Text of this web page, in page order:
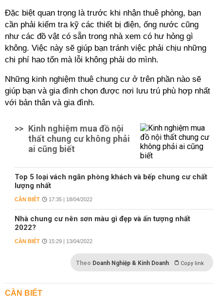
Đặc biệt quan trọng là trước khi nhận thuê phòng, bạn
cần phải kiểm tra kỹ các thiết bị điện, ống nước cũng
như các đồ vật có sẵn trong nhà xem có hư hỏng gì
không. Việc này sẽ giúp bạn tránh việc phải chịu những
chi phí hao tổn mà lỗi không phải do mình.
Những kinh nghiệm thuê chung cư ở trên phần nào sẽ
giúp bạn và gia đình chọn được nơi lưu trú phù hợp nhất
với bản thân và gia đình.
>> Kinh nghiệm mua đồ nội
thất chung cư không phải
ai cũng biết
Top 5 loại vách ngăn phòng khách và bếp chung cư chất
lượng nhất
CẦN BIẾT 17:35 | 18/04/2022
Nhà chung cư nên sơn màu gì đẹp và ấn tượng nhất
2022?
CẦN BIẾT 15:29 | 13/04/2022
Theo Doanh Nghiệp & Kinh Doanh Copy link
CẦN BIẾT